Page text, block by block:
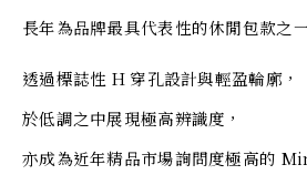
長年為品牌最具代表性的休閒包款之
透過標誌性 H 穿孔設計與輕盈輪廓，
於低調之中展現極高辨識度，
亦成為近年精品市場詢問度極高的